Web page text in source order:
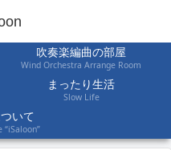
吹奏楽編曲の部屋
Wind Orchestra Arrange Room
まったり生活
Slow Life
いて